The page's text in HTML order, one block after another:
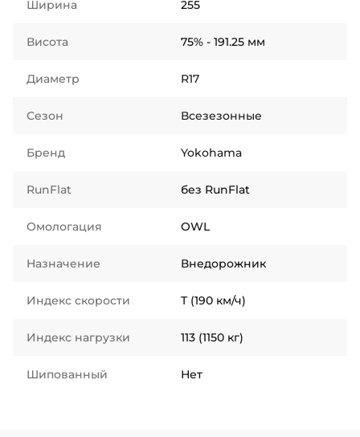
Ширина 255
Висота 75% - 191.25 мм
Диаметр R17
Сезон Всезезонные
Бренд Yokohama
RunFlat без RunFlat
Омологация OWL
Назначение Внедорожник
Индекс скорости T (190 км/ч)
Индекс нагрузки 113 (1150 кг)
Шипованный Нет